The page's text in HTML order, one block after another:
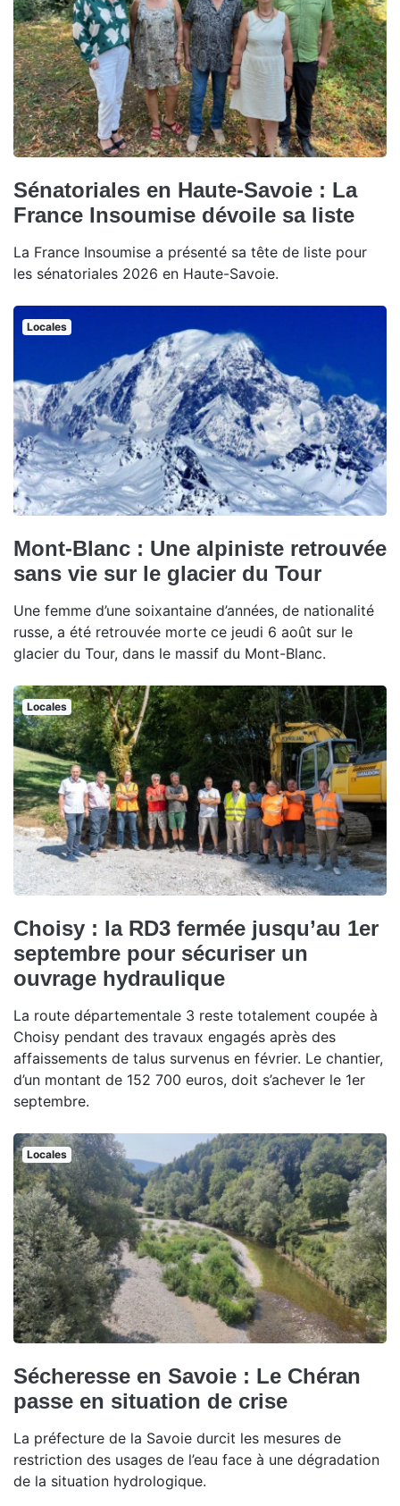
Sénatoriales en Haute-Savoie : La
France Insoumise dévoile sa liste
La France Insoumise a présenté sa tête de liste pour
les sénatoriales 2026 en Haute-Savoie.
Locales
Mont-Blanc : Une alpiniste retrouvée
sans vie sur le glacier du Tour
Une femme d’une soixantaine d’années, de nationalité
russe, a été retrouvée morte ce jeudi 6 août sur le
glacier du Tour, dans le massif du Mont-Blanc.
Locales
Choisy : la RD3 fermée jusqu’au 1er
septembre pour sécuriser un
ouvrage hydraulique
La route départementale 3 reste totalement coupée à
Choisy pendant des travaux engagés après des
affaissements de talus survenus en février. Le chantier,
d’un montant de 152 700 euros, doit s’achever le 1er
septembre.
Locales
Sécheresse en Savoie : Le Chéran
passe en situation de crise
La préfecture de la Savoie durcit les mesures de
restriction des usages de l’eau face à une dégradation
de la situation hydrologique.